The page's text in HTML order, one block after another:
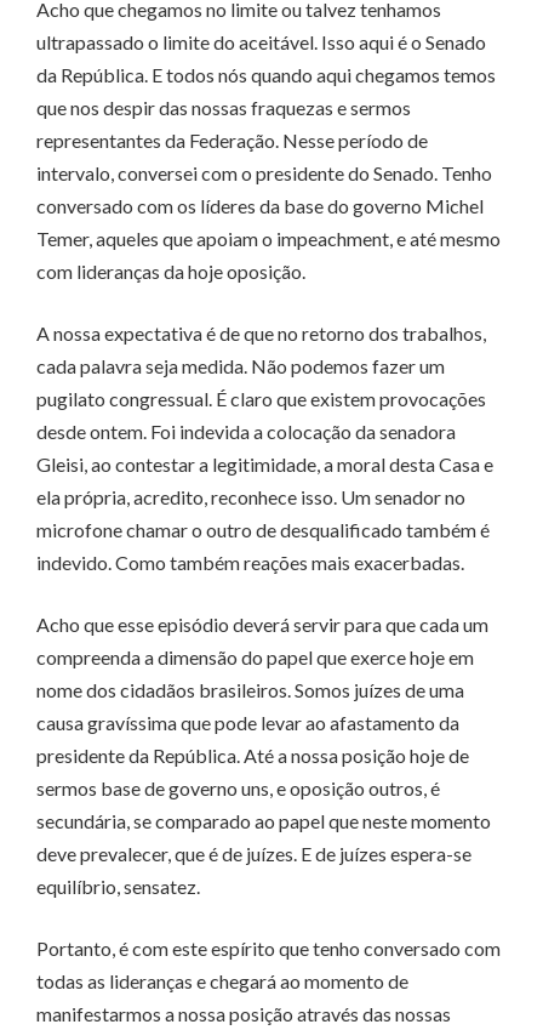
Acho que chegamos no limite ou talvez tenhamos
ultrapassado o limite do aceitável. Isso aqui é o Senado
da República. E todos nós quando aqui chegamos temos
que nos despir das nossas fraquezas e sermos
representantes da Federação. Nesse período de
intervalo, conversei com o presidente do Senado. Tenho
conversado com os líderes da base do governo Michel
Temer, aqueles que apoiam o impeachment, e até mesmo
com lideranças da hoje oposição.
A nossa expectativa é de que no retorno dos trabalhos,
cada palavra seja medida. Não podemos fazer um
pugilato congressual. É claro que existem provocações
desde ontem. Foi indevida a colocação da senadora
Gleisi, ao contestar a legitimidade, a moral desta Casa e
ela própria, acredito, reconhece isso. Um senador no
microfone chamar o outro de desqualificado também é
indevido. Como também reações mais exacerbadas.
Acho que esse episódio deverá servir para que cada um
compreenda a dimensão do papel que exerce hoje em
nome dos cidadãos brasileiros. Somos juízes de uma
causa gravíssima que pode levar ao afastamento da
presidente da República. Até a nossa posição hoje de
sermos base de governo uns, e oposição outros, é
secundária, se comparado ao papel que neste momento
deve prevalecer, que é de juízes. E de juízes espera-se
equilíbrio, sensatez.
Portanto, é com este espírito que tenho conversado com
todas as lideranças e chegará ao momento de
manifestarmos a nossa posição através das nossas